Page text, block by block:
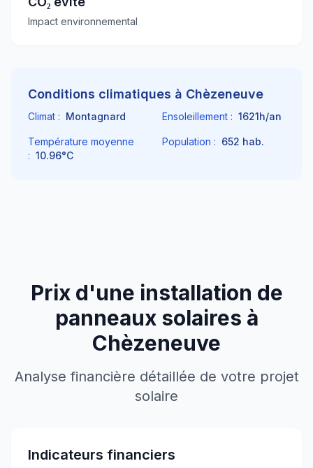
Impact environnemental
Conditions climatiques à Chèzeneuve
Climat : Montagnard Ensoleillement : 1621h/an
Température moyenne
: 10.96°C
Population : 652 hab.
Prix d'une installation de
panneaux solaires à
Chèzeneuve
Analyse financière détaillée de votre projet
solaire
Indicateurs financiers